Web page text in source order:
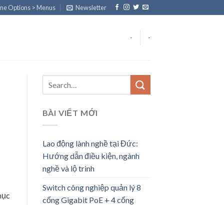
Options > Menus Newsletter
- -
BÀI VIẾT MỚI
Lao động lành nghề tại Đức:
Hướng dẫn điều kiện, ngành
nghề và lộ trình
Switch công nghiệp quản lý 8
cổng Gigabit PoE + 4 cổng